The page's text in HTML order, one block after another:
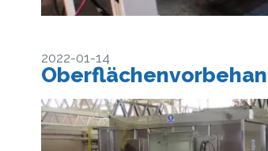
2022-01-14